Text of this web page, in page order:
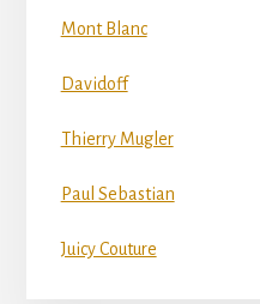
Mont Blanc
Davidoff
Thierry Mugler
Paul Sebastian
Juicy Couture